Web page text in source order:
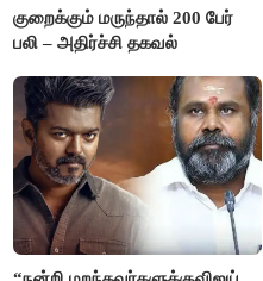
குறைக்கும் மருந்தால் 200 பேர்
பலி – அதிர்ச்சி தகவல்